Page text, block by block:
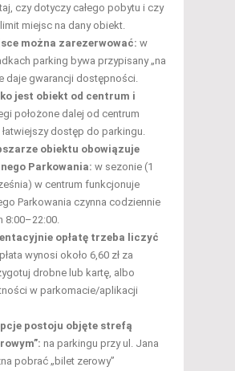
czy dotyczy całego pobytu i czy
miejsc na dany obiekt.
można zarezerwować: w
parking bywa przypisany „na
daje gwarancji dostępności.
jest obiekt od centrum i
położone dalej od centrum
dostęp do parkingu.
obiektu obowiązuje
Parkowania: w sezonie (1
w centrum funkcjonuje
Parkowania czynna codziennie
opłatę trzeba liczyć
wynosi około 6,60 zł za
drobne lub kartę, albo
w parkomacie/aplikacji
postoju objęte strefą
na parkingu przy ul. Jana
pobrać „bilet zerowy”